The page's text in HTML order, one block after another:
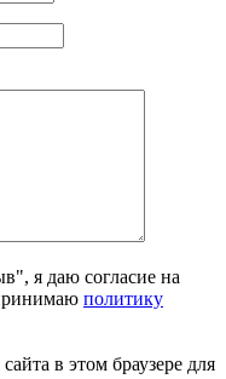
я даю согласие на
политику
в этом браузере для